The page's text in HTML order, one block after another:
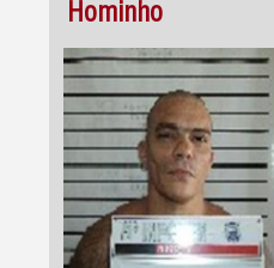
Hominho